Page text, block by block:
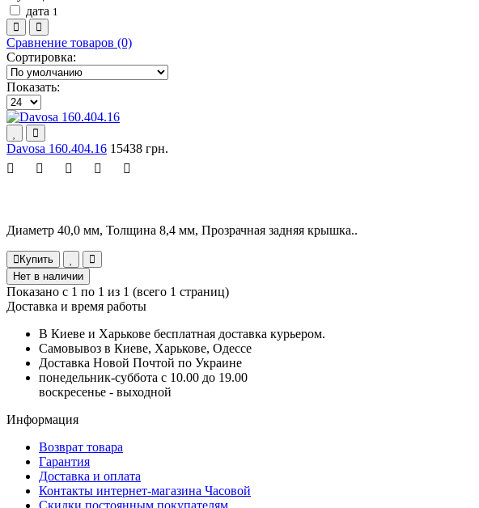
дата 1
Сравнение товаров (0)
Сортировка:
Показать:
Davosa 160.404.16 15438 грн.
Диаметр 40,0 мм, Толщина 8,4 мм, Прозрачная задняя крышка..
Купить
Нет в наличии
Показано с 1 по 1 из 1 (всего 1 страниц)
Доставка и время работы
В Киеве и Харькове бесплатная доставка курьером.
Самовывоз в Киеве, Харькове, Одессе
Доставка Новой Почтой по Украине
понедельник-суббота с 10.00 до 19.00
воскресенье - выходной
Информация
Возврат товара
Гарантия
Доставка и оплата
Контакты интернет-магазина Часовой
Скидки постоянным покупателям